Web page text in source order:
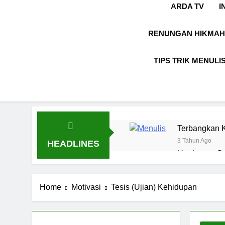
ARDA TV
RENUNGAN HIKMAH
TIPS TRIK
HEADLINES
Terbangkan
3 Tahun Ago
Ungkapan
8 Bulan Ago
1 Tahun Ago
Home Motivasi Tesis (Ujian) Kehidupan